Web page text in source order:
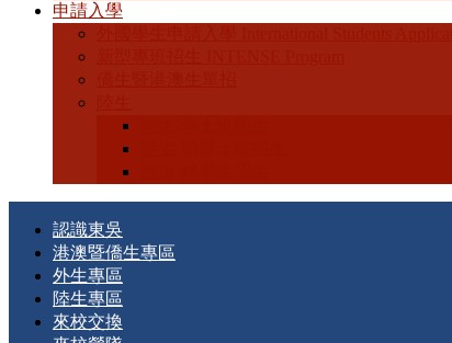
申請入學
認識東吳
港澳暨僑生專區
外生專區
陸生專區
來校交換